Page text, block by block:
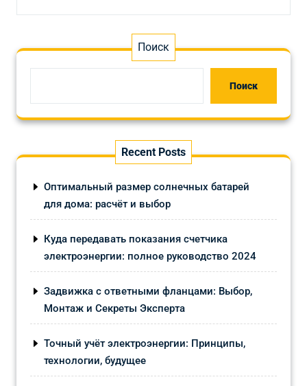
Поиск
Поиск
Recent Posts
Оптимальный размер солнечных батарей
для дома: расчёт и выбор
Куда передавать показания счетчика
электроэнергии: полное руководство 2024
Задвижка с ответными фланцами: Выбор,
Монтаж и Секреты Эксперта
Точный учёт электроэнергии: Принципы,
технологии, будущее